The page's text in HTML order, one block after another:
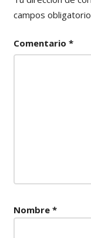
campos
Comentario *
Nombre *